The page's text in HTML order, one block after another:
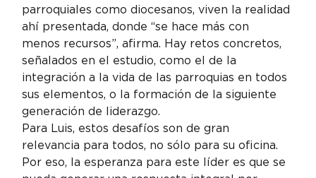
parroquiales como diocesanos, viven la realidad
ahí presentada, donde “se hace más con
menos recursos”, afirma. Hay retos concretos,
señalados en el estudio, como el de la
integración a la vida de las parroquias en todos
sus elementos, o la formación de la siguiente
generación de liderazgo.
Para Luis, estos desafíos son de gran
relevancia para todos, no sólo para su oficina.
Por eso, la esperanza para este líder es que se